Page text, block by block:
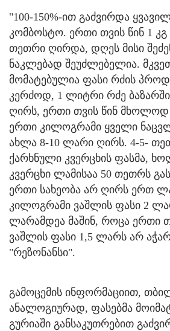
"100-150%-ით გაძვირდა
კომბოსტო. ერთი თვის წინ 1
თეთრი ღირდა, დღეს მისი
ნაკლებად შეუძლებელია.
მომატებულია ფასი რძის
კერძოდ, 1 ლიტრი რძე
ღირს, ერთი თვის წინ
ერთი კილოგრამი ყველი
ახლა 8-10 ლარი ღირს. 4-5-
ქარხნული კვერცხის ფასმა,
კვერცხი ლამისაა 50 თეთრს
ერთი სახეობა არ ღირს ერთ
კილოგრამი ვაშლის ფასი 2
ლარამდეა მაშინ, როცა ერთი
ვაშლის ფასი 1,5 ლარს არ
"რეზონანსი".
გამოცემის ინფორმაციით,
ანალოგიურად, ფასებმა
გურიაში განსაკუთრებით